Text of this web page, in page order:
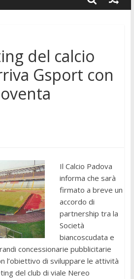
del calcio
Gsport con
Il Calcio Padova
informa che sarà
firmato a breve un
accordo di
partnership tra la
Società
biancoscudata e
concessionarie pubblicitarie
l’obiettivo di sviluppare le attività
del club di viale Nereo